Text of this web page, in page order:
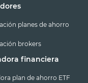
planes de ahorro
brokers
financiera
plan de ahorro ETF